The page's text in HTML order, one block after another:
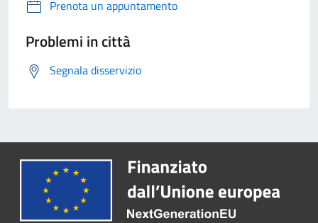
Prenota un appuntamento
Problemi in città
Segnala disservizio